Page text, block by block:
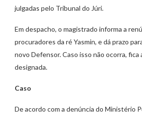
julgadas pelo Tribunal do Júri.
Em despacho, o magistrado informa a
procuradores da ré Yasmin, e dá prazo
novo Defensor. Caso isso não ocorra, fica
designada.
Caso
De acordo com a denúncia do Ministério